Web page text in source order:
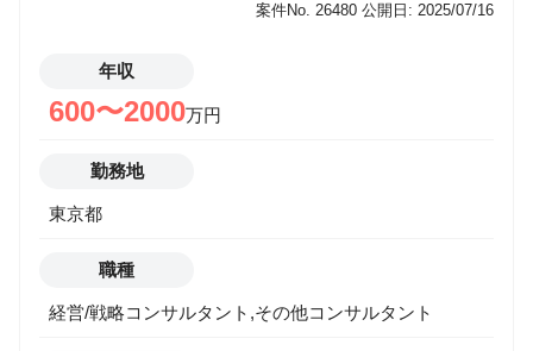
案件No. 26480 公開日: 2025/07/16
年収
600〜2000万円
勤務地
東京都
職種
経営/戦略コンサルタント,その他コンサルタント